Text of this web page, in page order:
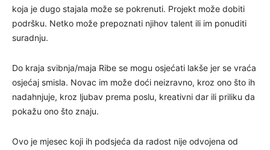
koja je dugo stajala može se pokrenuti. Projekt može dobiti
podršku. Netko može prepoznati njihov talent ili im ponuditi
suradnju.
Do kraja svibnja/maja Ribe se mogu osjećati lakše jer se vraća
osjećaj smisla. Novac im može doći neizravno, kroz ono što ih
nadahnjuje, kroz ljubav prema poslu, kreativni dar ili priliku da
pokažu ono što znaju.
Ovo je mjesec koji ih podsjeća da radost nije odvojena od